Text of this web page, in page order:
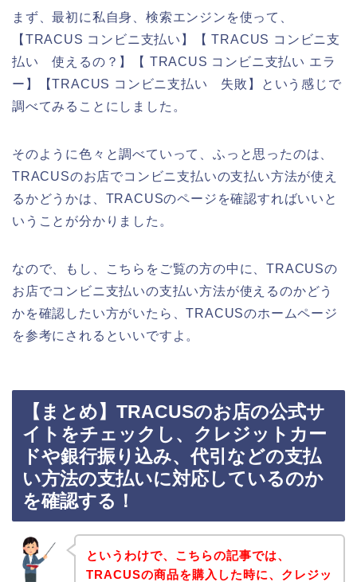
まず、最初に私自身、検索エンジンを使って、
【TRACUS コンビニ支払い】【 TRACUS コンビニ支
払い 使えるの？】【 TRACUS コンビニ支払い エラ
ー】【TRACUS コンビニ支払い 失敗】という感じで
調べてみることにしました。
そのように色々と調べていって、ふっと思ったのは、
TRACUSのお店でコンビニ支払いの支払い方法が使え
るかどうかは、TRACUSのページを確認すればいいと
いうことが分かりました。
なので、もし、こちらをご覧の方の中に、TRACUSの
お店でコンビニ支払いの支払い方法が使えるのかどう
かを確認したい方がいたら、TRACUSのホームページ
を参考にされるといいですよ。
【まとめ】TRACUSのお店の公式サ
イトをチェックし、クレジットカー
ドや銀行振り込み、代引などの支払
い方法の支払いに対応しているのか
を確認する！
というわけで、こちらの記事では、
TRACUSの商品を購入した時に、クレジッ